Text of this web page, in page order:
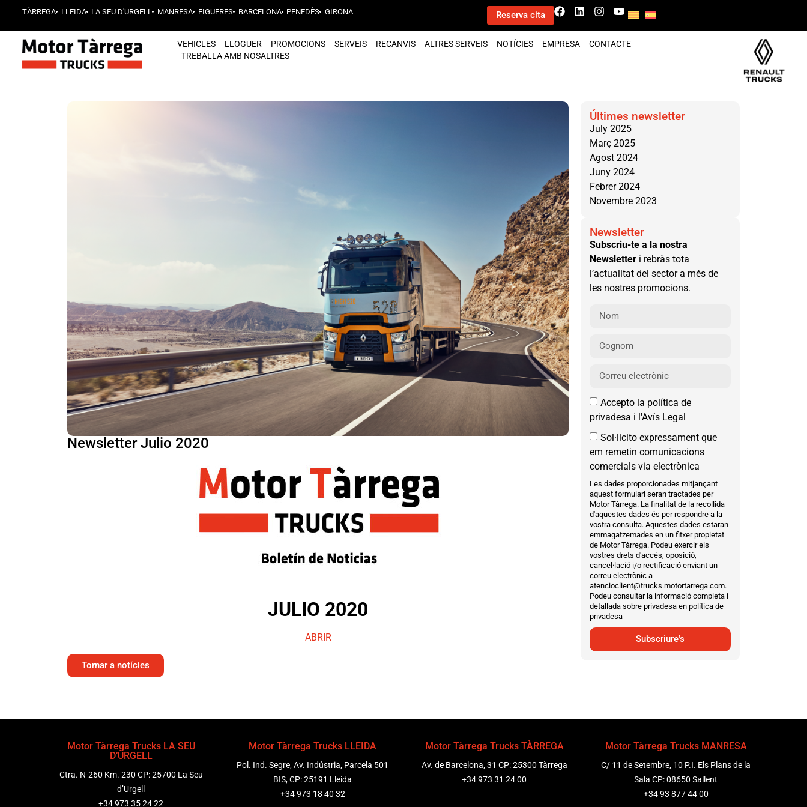
TÀRREGA LLEIDA LA SEU D'URGELL MANRESA FIGUERES BARCELONA PENEDÈS GIRONA Reserva cita
VEHICLES LLOGUER PROMOCIONS SERVEIS RECANVIS ALTRES SERVEIS NOTÍCIES EMPRESA
CONTACTE
TREBALLA AMB NOSALTRES
Newsletter Julio 2020
JULIO 2020
ABRIR
Tornar a notícies
Últimes newsletter
July 2025
Març 2025
Agost 2024
Juny 2024
Febrer 2024
Novembre 2023
Newsletter
Subscriu-te a la nostra
Newsletter i rebràs tota
l’actualitat del sector a més de
les nostres promocions.
Accepto la política de
privadesa i l'Avís Legal
Sol·licito expressament que
em remetin comunicacions
comercials via electrònica
Les dades proporcionades mitjançant
aquest formulari seran tractades per
Motor Tàrrega. La finalitat de la recollida
d'aquestes dades és per respondre a la
vostra consulta. Aquestes dades estaran
emmagatzemades en un fitxer propietat
de Motor Tàrrega. Podeu exercir els
vostres drets d'accés, oposició,
cancel·lació i/o rectificació enviant un
correu electrònic a
atencioclient@trucks.motortarrega.com.
Podeu consultar la informació completa i
detallada sobre privadesa en política de
privadesa
Subscriure's
Motor Tàrrega Trucks LA SEU
D’URGELL
Ctra. N-260 Km. 230 CP: 25700 La Seu
d’Urgell
+34 973 35 24 22
Motor Tàrrega Trucks LLEIDA
Pol. Ind. Segre, Av. Indústria, Parcela 501
BIS, CP: 25191 Lleida
+34 973 18 40 32
Motor Tàrrega Trucks TÀRREGA
Av. de Barcelona, 31 CP: 25300 Tàrrega
+34 973 31 24 00
Motor Tàrrega Trucks MANRESA
C/ 11 de Setembre, 10 P.I. Els Plans de la
Sala CP: 08650 Sallent
+34 93 877 44 00